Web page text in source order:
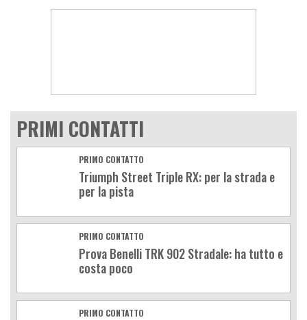
PRIMI CONTATTI
PRIMO CONTATTO
Triumph Street Triple RX: per la strada e
per la pista
PRIMO CONTATTO
Prova Benelli TRK 902 Stradale: ha tutto e
costa poco
PRIMO CONTATTO